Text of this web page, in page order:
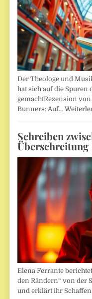
Der Theologe und
hat sich auf die
gemachtRezension
Bunners: Auf…
Schreiben
Überschreitung
Elena Ferrante
den Rändern“ von der
und erklärt ihr